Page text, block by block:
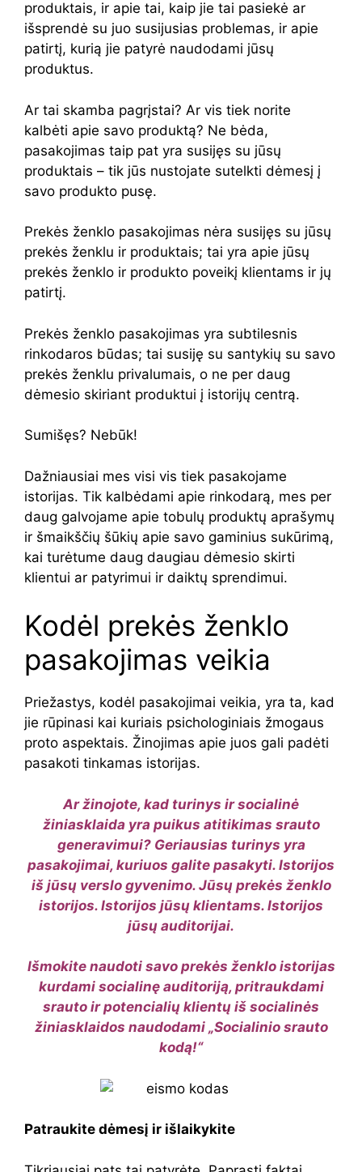
produktais, ir apie tai, kaip jie tai pasiekė ar
išsprendė su juo susijusias problemas, ir apie
patirtį, kurią jie patyrė naudodami jūsų
produktus.
Ar tai skamba pagrįstai? Ar vis tiek norite
kalbėti apie savo produktą? Ne bėda,
pasakojimas taip pat yra susijęs su jūsų
produktais – tik jūs nustojate sutelkti dėmesį į
savo produkto pusę.
Prekės ženklo pasakojimas nėra susijęs su jūsų
prekės ženklu ir produktais; tai yra apie jūsų
prekės ženklo ir produkto poveikį klientams ir jų
patirtį.
Prekės ženklo pasakojimas yra subtilesnis
rinkodaros būdas; tai susiję su santykių su savo
prekės ženklu privalumais, o ne per daug
dėmesio skiriant produktui į istorijų centrą.
Sumišęs? Nebūk!
Dažniausiai mes visi vis tiek pasakojame
istorijas. Tik kalbėdami apie rinkodarą, mes per
daug galvojame apie tobulų produktų aprašymų
ir šmaikščių šūkių apie savo gaminius sukūrimą,
kai turėtume daug daugiau dėmesio skirti
klientui ar patyrimui ir daiktų sprendimui.
Kodėl prekės ženklo
pasakojimas veikia
Priežastys, kodėl pasakojimai veikia, yra ta, kad
jie rūpinasi kai kuriais psichologiniais žmogaus
proto aspektais. Žinojimas apie juos gali padėti
pasakoti tinkamas istorijas.
Ar žinojote, kad turinys ir socialinė
žiniasklaida yra puikus atitikimas srauto
generavimui? Geriausias turinys yra
pasakojimai, kuriuos galite pasakyti. Istorijos
iš jūsų verslo gyvenimo. Jūsų prekės ženklo
istorijos. Istorijos jūsų klientams. Istorijos
jūsų auditorijai.
Išmokite naudoti savo prekės ženklo istorijas
kurdami socialinę auditoriją, pritraukdami
srauto ir potencialių klientų iš socialinės
žiniasklaidos naudodami „Socialinio srauto
kodą!“
Patraukite dėmesį ir išlaikykite